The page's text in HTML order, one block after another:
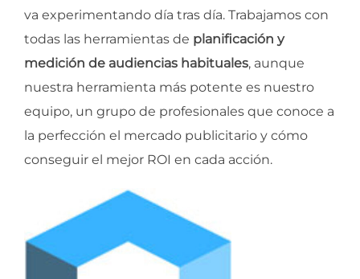
va experimentando día tras día. Trabajamos con
todas las herramientas de planificación y
medición de audiencias habituales, aunque
nuestra herramienta más potente es nuestro
equipo, un grupo de profesionales que conoce a
la perfección el mercado publicitario y cómo
conseguir el mejor ROI en cada acción.